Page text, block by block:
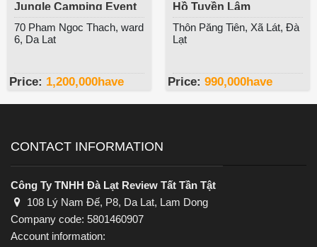
Jungle Camping Event
70 Pham Ngoc Thach, ward
6, Da Lat
Price: 1,200,000have
Hồ Tuyền Lâm
Thôn Păng Tiên, Xã Lát, Đà
Lạt
Price: 990,000have
CONTACT INFORMATION
Công Ty TNHH Đà Lạt Review Tất Tần Tật
108 Lý Nam Đế, P8, Da Lat, Lam Dong
Company code: 5801460907
Account information: